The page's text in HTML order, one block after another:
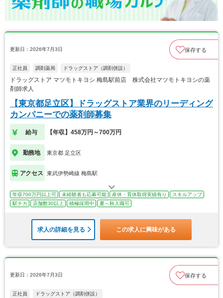
更新日：2026年7月3日 保存する
正社員 調剤薬局 ドラッグストア（調剤併設）
ドラッグストア マツモトキヨシ 梅島駅前店 株式会社マツモトキヨシの薬
剤師求人
【東京都足立区】ドラッグストア業界のリーディング
カンパニーでの薬剤師募集
給与 【年収】458万円～700万円
勤務地 東京都 足立区
アクセス 東武伊勢崎線 梅島駅
年収700万円以上可 未経験者も応募可能 産休・育休取得実績有り
スキルアップ
駅チカ
店舗数30以上 積極採用中 夏～秋入職可
求人の詳細を見る この求人に興味がある
更新日：2026年7月3日 保存する
正社員 ドラッグストア（調剤併設）